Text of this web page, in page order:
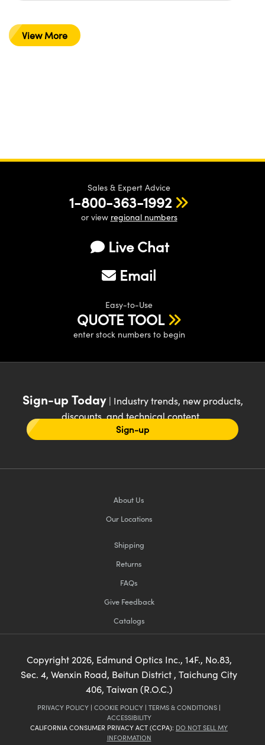
View More
Sales & Expert Advice
1-800-363-1992
or view regional numbers
Live Chat
Email
Easy-to-Use
QUOTE TOOL
enter stock numbers to begin
Sign-up Today| Industry trends, new products,
discounts, and technical content
Sign-up
About Us
Our Locations
Shipping
Returns
FAQs
Give Feedback
Catalogs
Copyright2026, Edmund Optics Inc., 14F., No.83,
Sec. 4, Wenxin Road, Beitun District , Taichung City
406, Taiwan (R.O.C.)
PRIVACY POLICY | COOKIE POLICY | TERMS & CONDITIONS |
ACCESSIBILITY
CALIFORNIA CONSUMER PRIVACY ACT (CCPA): DO NOT SELL MY
INFORMATION